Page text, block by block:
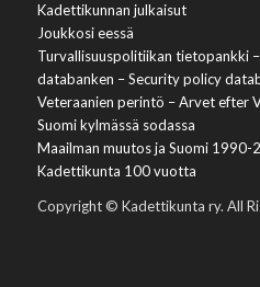
Kadettikunnan julkaisut
Joukkosi eessä
Turvallisuuspolitiikan tietopankki
databanken – Security policy
Veteraanien perintö – Arvet efter
Suomi kylmässä sodassa
Maailman muutos ja Suomi 1990-
Kadettikunta 100 vuotta
Copyright © Kadettikunta ry. All